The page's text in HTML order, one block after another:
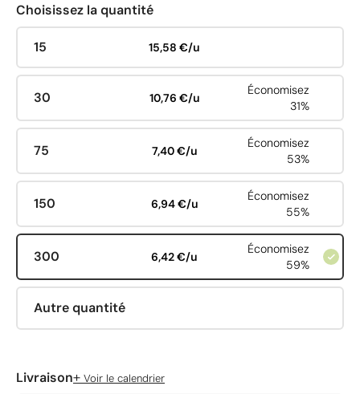
Choisissez la quantité
15 15,58 €/u
30 10,76 €/u
Économisez
31%
75 7,40 €/u
Économisez
53%
150 6,94 €/u
Économisez
55%
300 6,42 €/u
Économisez
59%
Autre quantité
Livraison+ Voir le calendrier